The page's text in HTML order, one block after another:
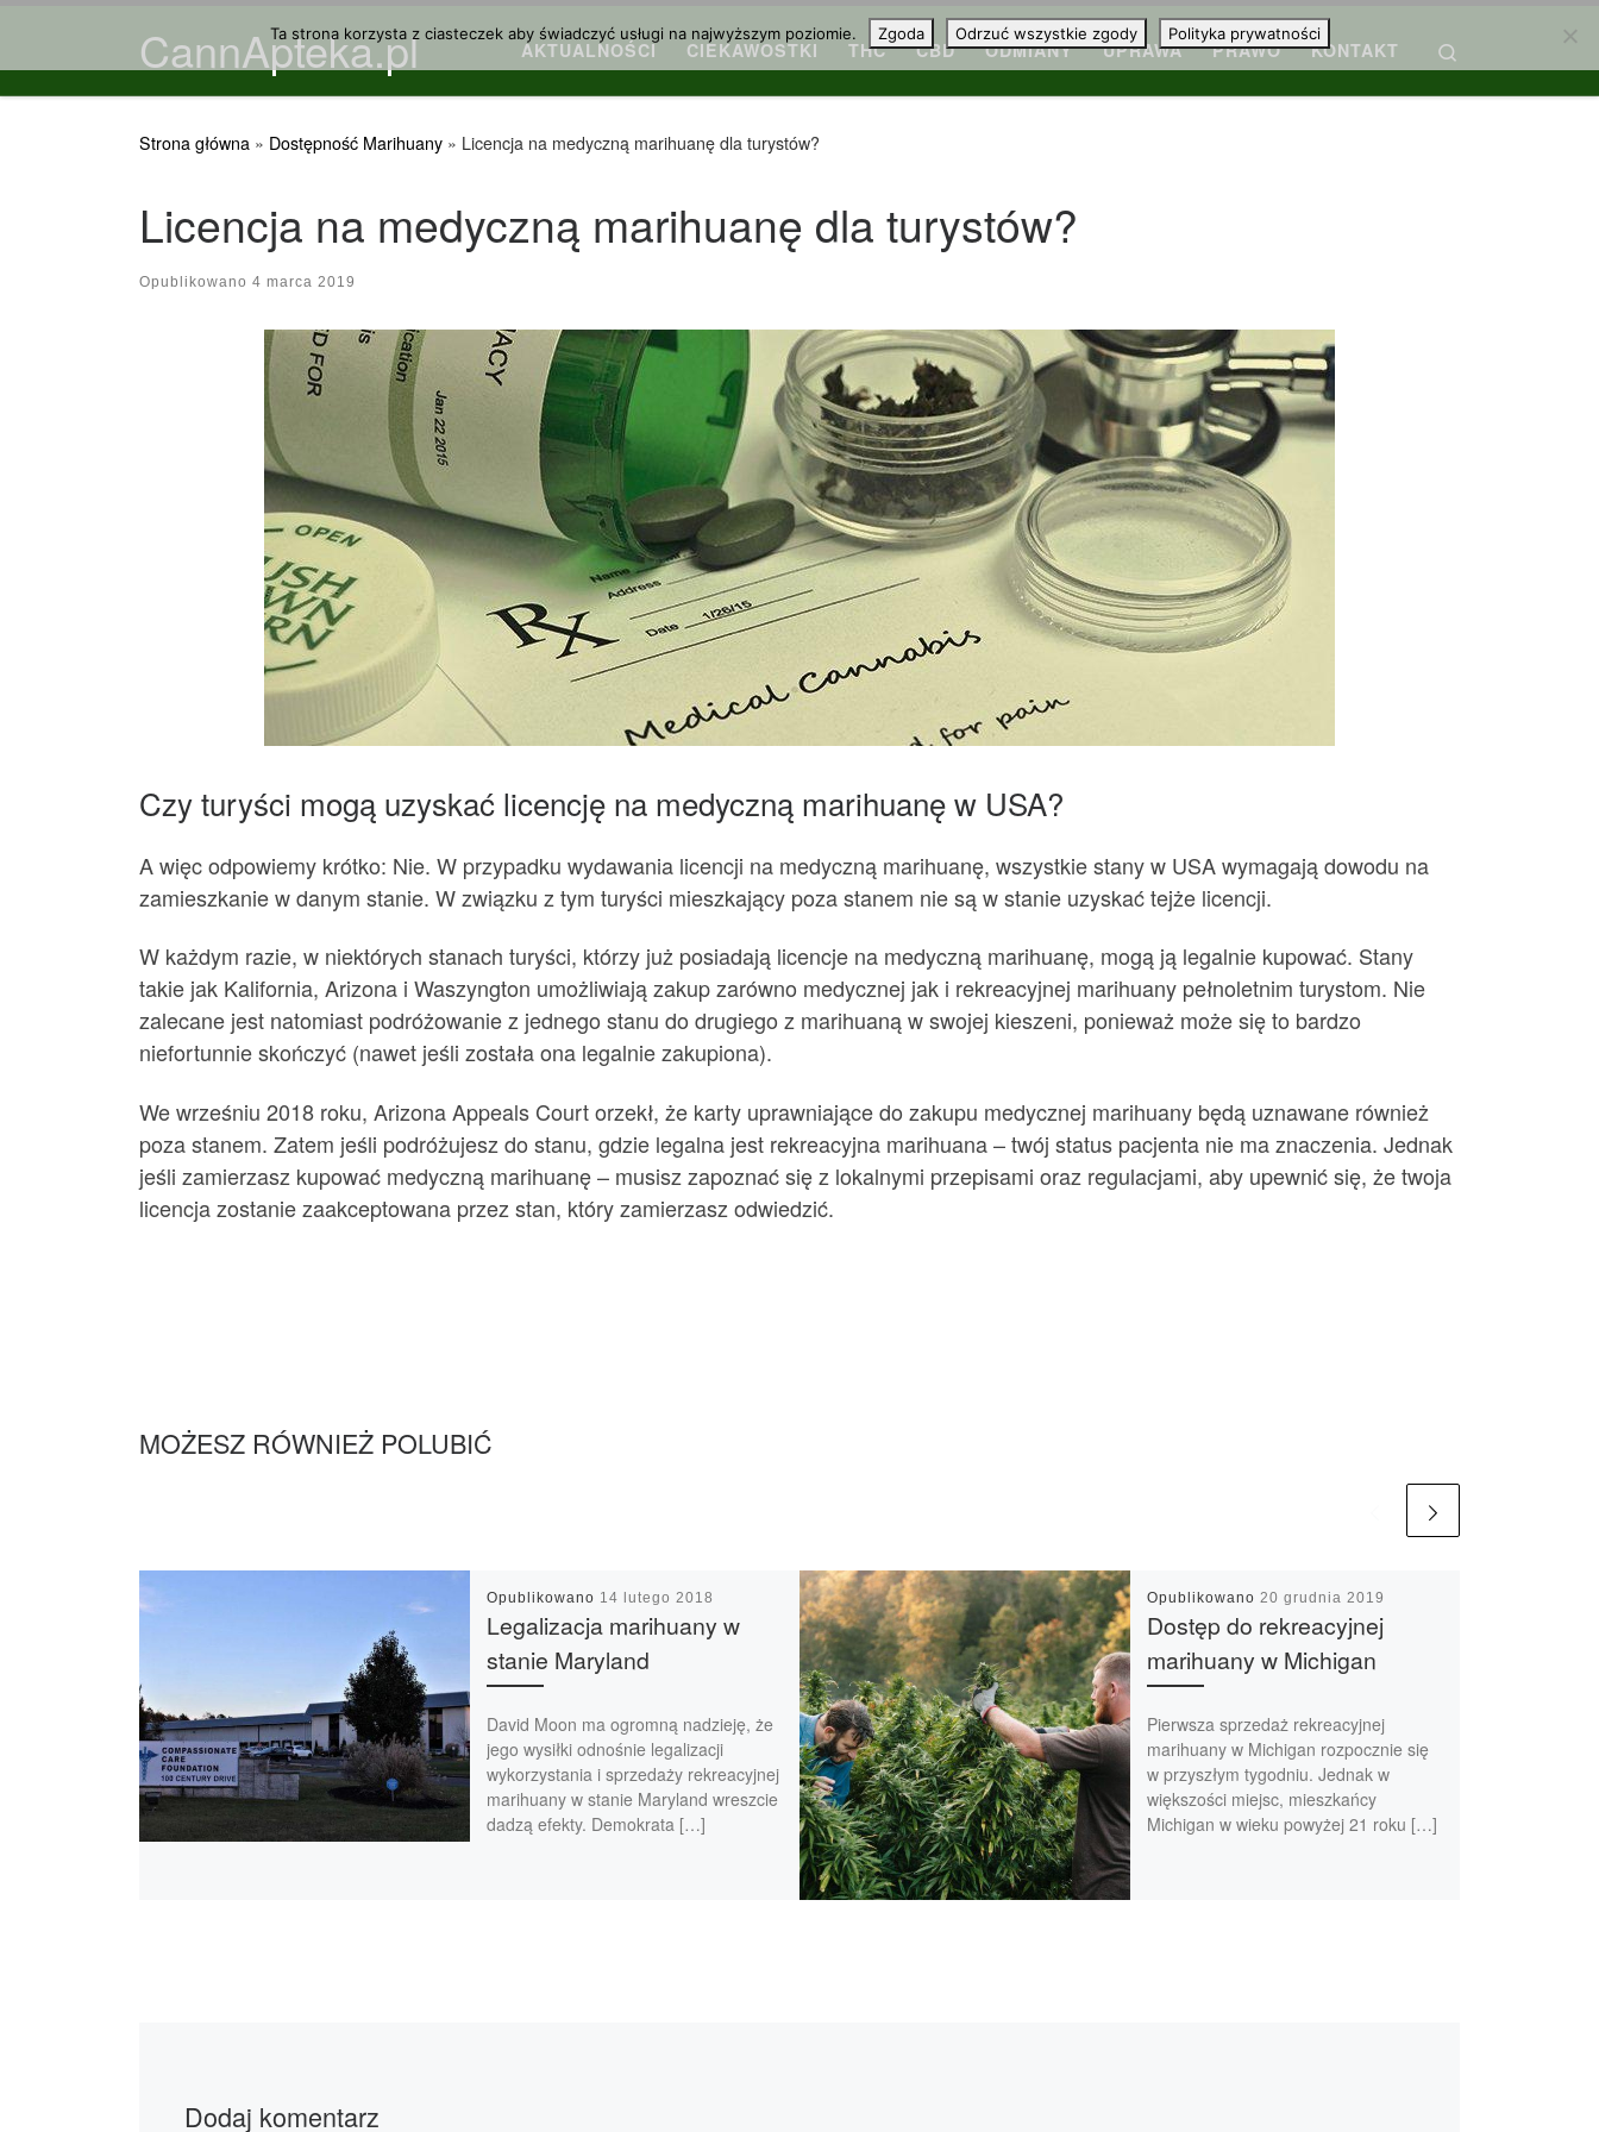
Przejdź do treściCannApteka.pl AKTUALNOŚCI CIEKAWOSTKI THC CBD ODMIANY UPRAWA PRAWO KONTAKT
Strona główna » Dostępność Marihuany » Licencja na medyczną marihuanę dla turystów?
Licencja na medyczną marihuanę dla turystów?
Opublikowano 4 marca 2019
Czy turyści mogą uzyskać licencję na medyczną marihuanę w USA?
A więc odpowiemy krótko: Nie. W przypadku wydawania licencji na medyczną marihuanę, wszystkie stany w USA wymagają dowodu na
zamieszkanie w danym stanie. W związku z tym turyści mieszkający poza stanem nie są w stanie uzyskać tejże licencji.
W każdym razie, w niektórych stanach turyści, którzy już posiadają licencje na medyczną marihuanę, mogą ją legalnie kupować. Stany
takie jak Kalifornia, Arizona i Waszyngton umożliwiają zakup zarówno medycznej jak i rekreacyjnej marihuany pełnoletnim turystom. Nie
zalecane jest natomiast podróżowanie z jednego stanu do drugiego z marihuaną w swojej kieszeni, ponieważ może się to bardzo
niefortunnie skończyć (nawet jeśli została ona legalnie zakupiona).
We wrześniu 2018 roku, Arizona Appeals Court orzekł, że karty uprawniające do zakupu medycznej marihuany będą uznawane również
poza stanem. Zatem jeśli podróżujesz do stanu, gdzie legalna jest rekreacyjna marihuana – twój status pacjenta nie ma znaczenia. Jednak
jeśli zamierzasz kupować medyczną marihuanę – musisz zapoznać się z lokalnymi przepisami oraz regulacjami, aby upewnić się, że twoja
licencja zostanie zaakceptowana przez stan, który zamierzasz odwiedzić.
MOŻESZ RÓWNIEŻ POLUBIĆ
Opublikowano 14 lutego 2018
Legalizacja marihuany w
stanie Maryland
David Moon ma ogromną nadzieję, że
jego wysiłki odnośnie legalizacji
wykorzystania i sprzedaży rekreacyjnej
marihuany w stanie Maryland wreszcie
dadzą efekty. Demokrata […]
Opublikowano 20 grudnia 2019
Dostęp do rekreacyjnej
marihuany w Michigan
Pierwsza sprzedaż rekreacyjnej
marihuany w Michigan rozpocznie się
w przyszłym tygodniu. Jednak w
większości miejsc, mieszkańcy
Michigan w wieku powyżej 21 roku […]
Dodaj komentarz
Ta strona korzysta z ciasteczek aby świadczyć usługi na najwyższym poziomie. Zgoda Odrzuć wszystkie zgody Polityka prywatności